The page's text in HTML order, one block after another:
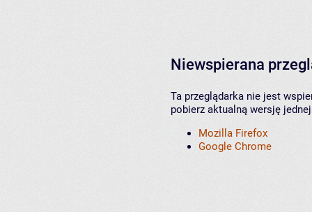
Niewspierana
Ta przeglądarka nie jest
pobierz aktualną wersję
Mozilla Firefox
Google Chrome